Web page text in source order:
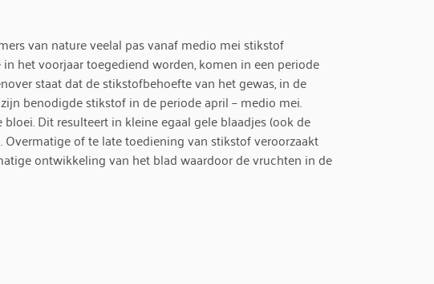
van nature veelal pas vanaf medio mei stikstof
het voorjaar toegediend worden, komen in een periode
staat dat de stikstofbehoefte van het gewas, in de
benodigde stikstof in de periode april – medio mei.
Dit resulteert in kleine egaal gele blaadjes (ook de
of te late toediening van stikstof veroorzaakt
ontwikkeling van het blad waardoor de vruchten in de